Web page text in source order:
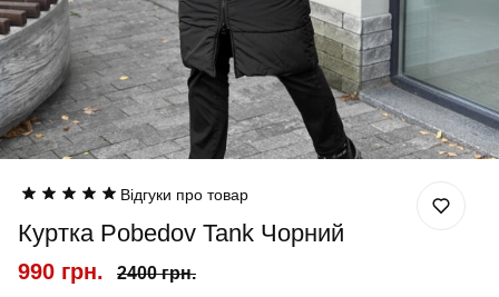
Відгуки про товар
Куртка Pobedov Tank Чорний
990 грн. 2400 грн.